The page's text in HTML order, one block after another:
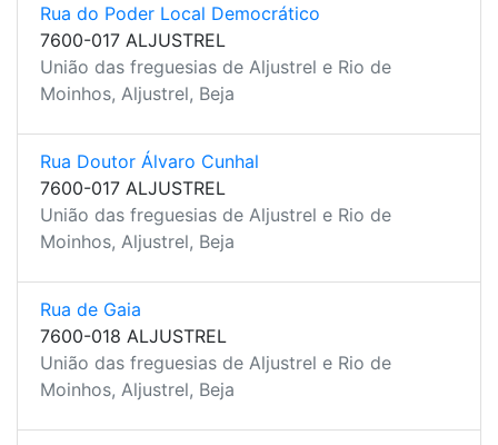
Rua do Poder Local Democrático
7600-017 ALJUSTREL
União das freguesias de Aljustrel e Rio de
Moinhos, Aljustrel, Beja
Rua Doutor Álvaro Cunhal
7600-017 ALJUSTREL
União das freguesias de Aljustrel e Rio de
Moinhos, Aljustrel, Beja
Rua de Gaia
7600-018 ALJUSTREL
União das freguesias de Aljustrel e Rio de
Moinhos, Aljustrel, Beja